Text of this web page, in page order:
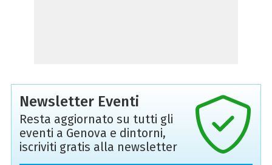
Newsletter Eventi
Resta aggiornato su tutti gli
eventi a Genova e dintorni,
iscriviti gratis alla newsletter